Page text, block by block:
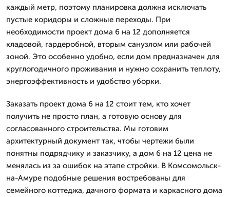
каждый метр, поэтому планировка должна исключать
пустые коридоры и сложные переходы. При
необходимости проект дома 6 на 12 дополняется
кладовой, гардеробной, вторым санузлом или рабочей
зоной. Это особенно удобно, если дом предназначен для
круглогодичного проживания и нужно сохранить теплоту,
энергоэффективность и удобство уборки.
Заказать проект дома 6 на 12 стоит тем, кто хочет
получить не просто план, а готовую основу для
согласованного строительства. Мы готовим
архитектурный документ так, чтобы чертежи были
понятны подрядчику и заказчику, а дом 6 на 12 цена не
менялась из за ошибок на этапе стройки. В Комсомольск-
на-Амуре подобные решения востребованы для
семейного коттеджа, дачного формата и каркасного дома